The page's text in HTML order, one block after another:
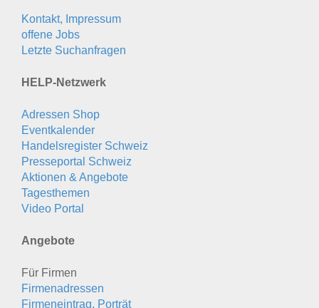
Kontakt, Impressum
offene Jobs
Letzte Suchanfragen
HELP-Netzwerk
Adressen Shop
Eventkalender
Handelsregister Schweiz
Presseportal Schweiz
Aktionen & Angebote
Tagesthemen
Video Portal
Angebote
Für Firmen
Firmenadressen
Firmeneintrag, Porträt